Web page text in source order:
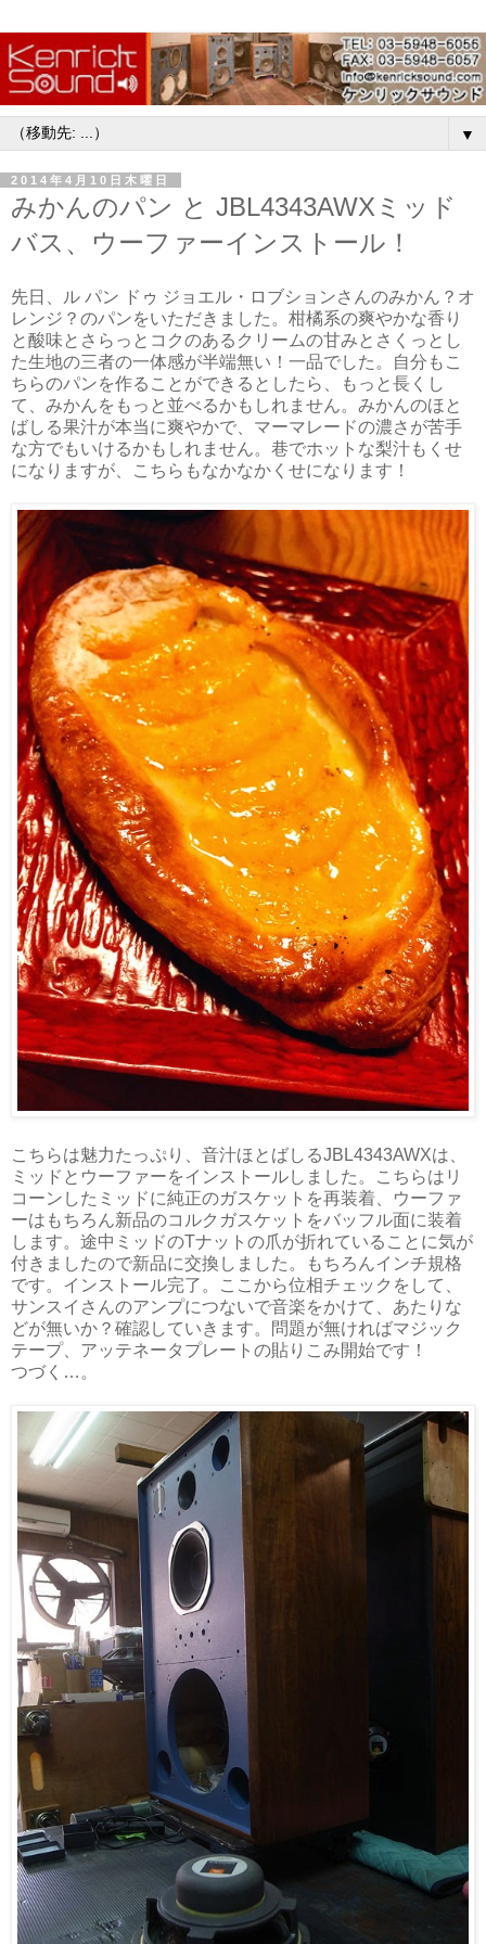
▼
2014年4月10日木曜日
みかんのパン と JBL4343AWXミッド
バス、ウーファーインストール！
先日、ル パン ドゥ ジョエル・ロブションさんのみかん？オ
レンジ？のパンをいただきました。柑橘系の爽やかな香り
と酸味とさらっとコクのあるクリームの甘みとさくっとし
た生地の三者の一体感が半端無い！一品でした。自分もこ
ちらのパンを作ることができるとしたら、もっと長くし
て、みかんをもっと並べるかもしれません。みかんのほと
ばしる果汁が本当に爽やかで、マーマレードの濃さが苦手
な方でもいけるかもしれません。巷でホットな梨汁もくせ
になりますが、こちらもなかなかくせになります！
こちらは魅力たっぷり、音汁ほとばしるJBL4343AWXは、
ミッドとウーファーをインストールしました。こちらはリ
コーンしたミッドに純正のガスケットを再装着、ウーファ
ーはもちろん新品のコルクガスケットをバッフル面に装着
します。途中ミッドのTナットの爪が折れていることに気が
付きましたので新品に交換しました。もちろんインチ規格
です。インストール完了。ここから位相チェックをして、
サンスイさんのアンプにつないで音楽をかけて、あたりな
どが無いか？確認していきます。問題が無ければマジック
テープ、アッテネータプレートの貼りこみ開始です！
つづく…。